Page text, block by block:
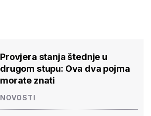
Provjera stanja štednje u
drugom stupu: Ova dva pojma
morate znati
NOVOSTI